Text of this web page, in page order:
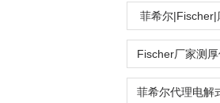
菲希尔|Fischer|